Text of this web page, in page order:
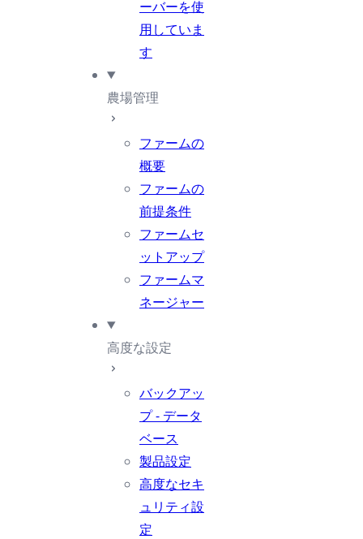
ーバーを使
用していま
す
農場管理
ファームの
概要
ファームの
前提条件
ファームセ
ットアップ
ファームマ
ネージャー
高度な設定
バックアッ
プ - データ
ベース
製品設定
高度なセキ
ュリティ設
定